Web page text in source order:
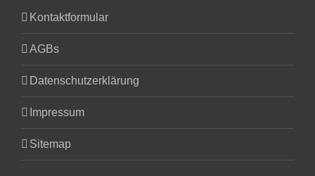
Kontaktformular
AGBs
Datenschutzerklärung
Impressum
Sitemap